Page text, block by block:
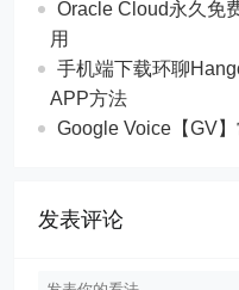
Oracle Cloud永久免
用
手机端下载环聊
APP方法
Google Voice【GV
发表评论